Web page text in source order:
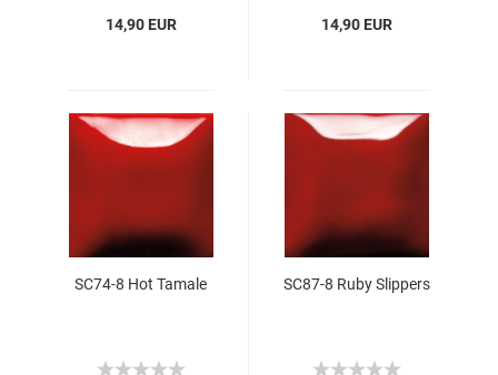
14,90 EUR 14,90 EUR
SC74-8 Hot Tamale SC87-8 Ruby Slippers